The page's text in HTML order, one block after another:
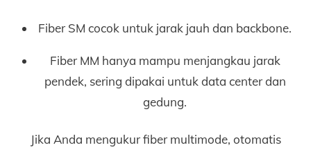
Fiber SM cocok untuk jarak jauh dan backbone.
Fiber MM hanya mampu menjangkau jarak
pendek, sering dipakai untuk data center dan
gedung.
Jika Anda mengukur fiber multimode, otomatis